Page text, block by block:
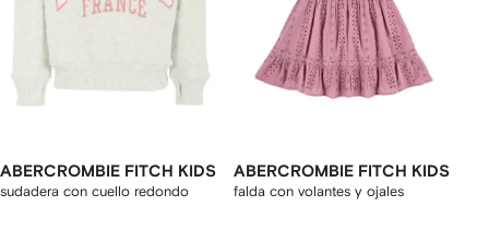
ABERCROMBIE FITCH KIDS
sudadera con cuello redondo
ABERCROMBIE FITCH KIDS
falda con volantes y ojales